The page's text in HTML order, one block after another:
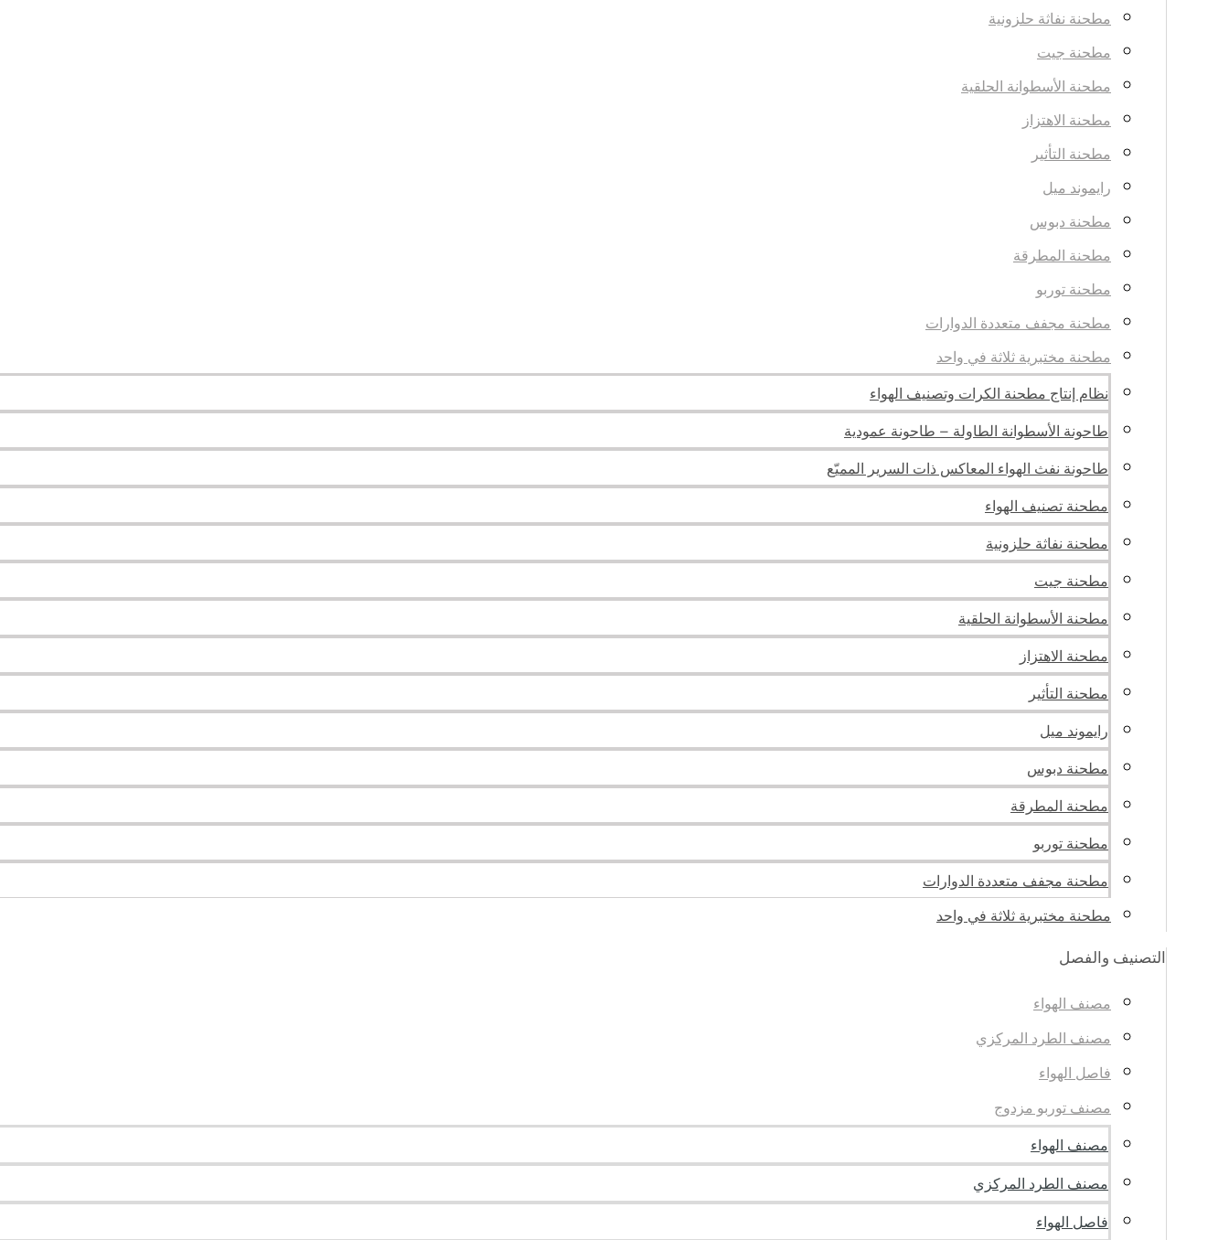
مطحنة نفاثة حلزونية
مطحنة جيت
مطحنة الأسطوانة الحلقية
مطحنة الاهتزاز
مطحنة التأثير
رايموند ميل
مطحنة دبوس
مطحنة المطرقة
مطحنة توربو
مطحنة مجفف متعددة الدوارات
مطحنة مختبرية ثلاثة في واحد
نظام إنتاج مطحنة الكرات وتصنيف الهواء
طاحونة الأسطوانة الطاولة – طاحونة عمودية
طاحونة نفث الهواء المعاكس ذات السرير المميّع
مطحنة تصنيف الهواء
مطحنة نفاثة حلزونية
مطحنة جيت
مطحنة الأسطوانة الحلقية
مطحنة الاهتزاز
مطحنة التأثير
رايموند ميل
مطحنة دبوس
مطحنة المطرقة
مطحنة توربو
مطحنة مجفف متعددة الدوارات
مطحنة مختبرية ثلاثة في واحد
التصنيف والفصل
مصنف الهواء
مصنف الطرد المركزي
فاصل الهواء
مصنف توربو مزدوج
مصنف الهواء
مصنف الطرد المركزي
فاصل الهواء